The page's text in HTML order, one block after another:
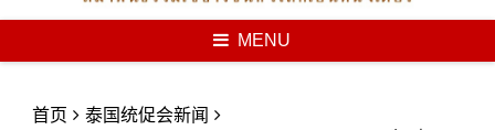
MENU
首页
泰国统促会新闻